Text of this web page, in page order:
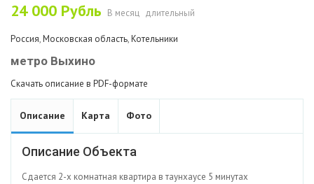
24 000 Рубль В месяц длительный
Россия,Московская область,Котельники
метро Выхино
Скачать описание в PDF-формате
Описание Карта Фото
Описание Объекта
Сдается 2-х комнатная квартира в таунхаусе 5 минутах